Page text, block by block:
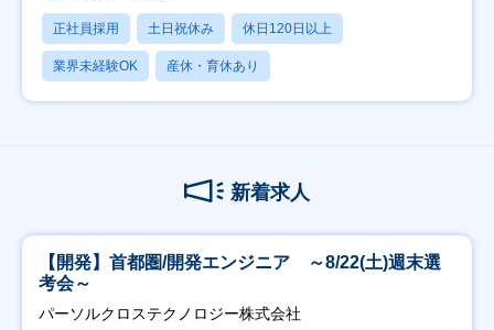
正社員採用 土日祝休み 休日120日以上
業界未経験OK 産休・育休あり
新着求人
【開発】首都圏/開発エンジニア ～8/22(土)週末選
考会～
パーソルクロステクノロジー株式会社